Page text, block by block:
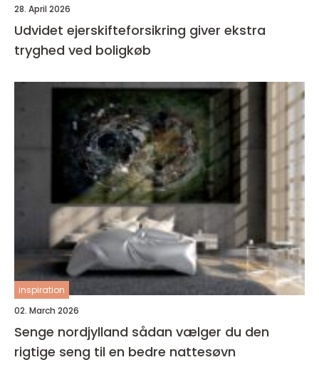
28. April 2026
Udvidet ejerskifteforsikring giver ekstra
tryghed ved boligkøb
inspiration
02. March 2026
Senge nordjylland sådan vælger du den
rigtige seng til en bedre nattesøvn